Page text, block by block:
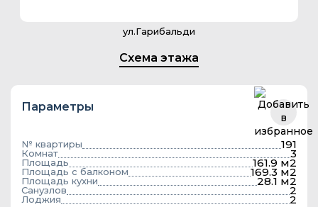
ул.Гарибальди
Схема этажа
Параметры
№ квартиры 191
Комнат 3
Площадь 161.9 м2
Площадь с балконом 169.3 м2
Площадь кухни 28.1 м2
Санузлов 2
Лоджия 2